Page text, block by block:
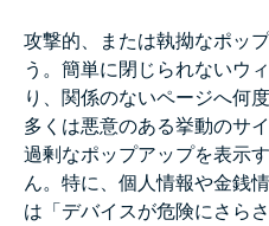
攻撃的、または執拗なポッ
う。簡単に閉じられないウ
り、関係のないページへ何
多くは悪意のある挙動のサ
過剰なポップアップを表示
ん。特に、個人情報や金銭
は「デバイスが危険にさら